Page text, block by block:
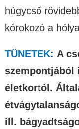
húgycső
kórokozó a
TÜNETEK: A
szempontjából
életkortól.
ill.